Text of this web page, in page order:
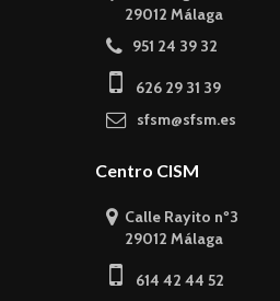
29012 Málaga
951 24 39 32
626 29 31 39
sfsm@sfsm.es
Centro CISM
Calle Rayito nº3
29012 Málaga
614 42 44 52